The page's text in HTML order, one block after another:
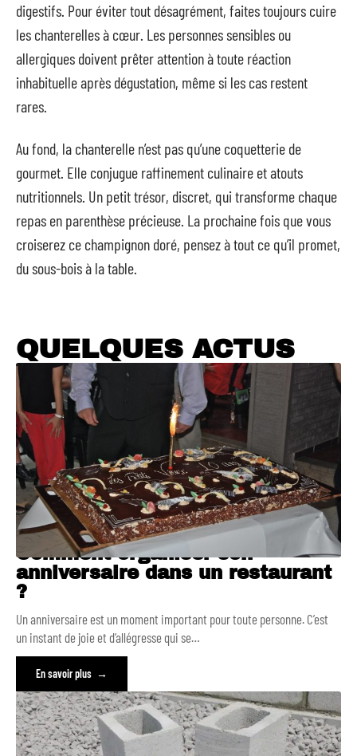
digestifs. Pour éviter tout désagrément, faites toujours cuire
les chanterelles à cœur. Les personnes sensibles ou
allergiques doivent prêter attention à toute réaction
inhabituelle après dégustation, même si les cas restent
rares.
Au fond, la chanterelle n’est pas qu’une coquetterie de
gourmet. Elle conjugue raffinement culinaire et atouts
nutritionnels. Un petit trésor, discret, qui transforme chaque
repas en parenthèse précieuse. La prochaine fois que vous
croiserez ce champignon doré, pensez à tout ce qu’il promet,
du sous-bois à la table.
QUELQUES ACTUS
Comment organiser son
anniversaire dans un restaurant
?
Un anniversaire est un moment important pour toute personne. C’est
un instant de joie et d’allégresse qui se…
En savoir plus